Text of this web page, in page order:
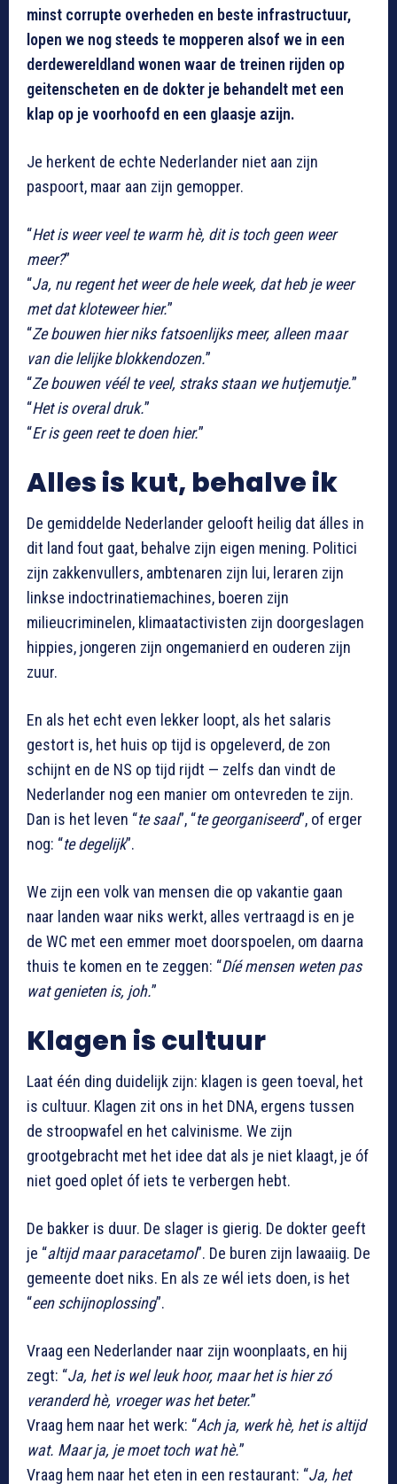
minst corrupte overheden en beste infrastructuur,
lopen we nog steeds te mopperen alsof we in een
derdewereldland wonen waar de treinen rijden op
geitenscheten en de dokter je behandelt met een
klap op je voorhoofd en een glaasje azijn.
Je herkent de echte Nederlander niet aan zijn
paspoort, maar aan zijn gemopper.
“Het is weer veel te warm hè, dit is toch geen weer
meer?”
“Ja, nu regent het weer de hele week, dat heb je weer
met dat kloteweer hier.”
“Ze bouwen hier niks fatsoenlijks meer, alleen maar
van die lelijke blokkendozen.”
“Ze bouwen véél te veel, straks staan we hutjemutje.”
“Het is overal druk.”
“Er is geen reet te doen hier.”
Alles is kut, behalve ik
De gemiddelde Nederlander gelooft heilig dat álles in
dit land fout gaat, behalve zijn eigen mening. Politici
zijn zakkenvullers, ambtenaren zijn lui, leraren zijn
linkse indoctrinatiemachines, boeren zijn
milieucriminelen, klimaatactivisten zijn doorgeslagen
hippies, jongeren zijn ongemanierd en ouderen zijn
zuur.
En als het echt even lekker loopt, als het salaris
gestort is, het huis op tijd is opgeleverd, de zon
schijnt en de NS op tijd rijdt — zelfs dan vindt de
Nederlander nog een manier om ontevreden te zijn.
Dan is het leven “te saai”, “te georganiseerd”, of erger
nog: “te degelijk”.
We zijn een volk van mensen die op vakantie gaan
naar landen waar niks werkt, alles vertraagd is en je
de WC met een emmer moet doorspoelen, om daarna
thuis te komen en te zeggen: “Díé mensen weten pas
wat genieten is, joh.”
Klagen is cultuur
Laat één ding duidelijk zijn: klagen is geen toeval, het
is cultuur. Klagen zit ons in het DNA, ergens tussen
de stroopwafel en het calvinisme. We zijn
grootgebracht met het idee dat als je niet klaagt, je óf
niet goed oplet óf iets te verbergen hebt.
De bakker is duur. De slager is gierig. De dokter geeft
je “altijd maar paracetamol”. De buren zijn lawaaiig. De
gemeente doet niks. En als ze wél iets doen, is het
“een schijnoplossing”.
Vraag een Nederlander naar zijn woonplaats, en hij
zegt: “Ja, het is wel leuk hoor, maar het is hier zó
veranderd hè, vroeger was het beter.”
Vraag hem naar het werk: “Ach ja, werk hè, het is altijd
wat. Maar ja, je moet toch wat hè.”
Vraag hem naar het eten in een restaurant: “Ja, het